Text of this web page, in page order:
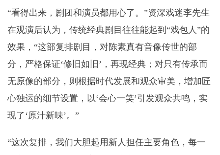
“看得出来，剧团和演员都用心了。”资深戏迷李先生
在观演后认为，传统经典剧目往往能起到“戏包人”的
效果，“这部复排剧目，对陈素真有音像传世的部
分，严格保证‘修旧如旧’，再现经典；对只有传承而
无原像的部分，则根据时代发展和观众审美，增加匠
心独运的细节设置，以‘会心一笑’引发观众共鸣，实
现了‘原汁新味’。”
“这次复排，我们大胆起用新人担任主要角色，每一